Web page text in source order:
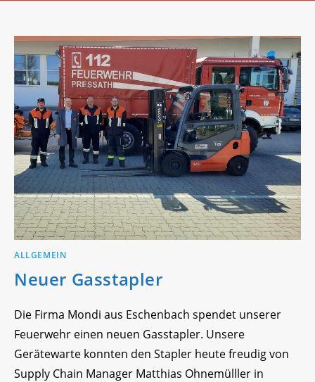
ALLGEMEIN
Neuer Gasstapler
Die Firma Mondi aus Eschenbach spendet unserer
Feuerwehr einen neuen Gasstapler. Unsere
Gerätewarte konnten den Stapler heute freudig von
Supply Chain Manager Matthias Ohnemülller in